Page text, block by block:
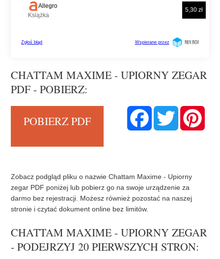
CHATTAM MAXIME - UPIORNY ZEGAR
PDF - POBIERZ:
POBIERZ PDF
F
T
w
P
Zobacz podgląd pliku o nazwie Chattam Maxime - Upiorny
zegar PDF poniżej lub pobierz go na swoje urządzenie za
darmo bez rejestracji. Możesz również pozostać na naszej
stronie i czytać dokument online bez limitów.
CHATTAM MAXIME - UPIORNY ZEGAR
- PODEJRZYJ 20 PIERWSZYCH STRON: